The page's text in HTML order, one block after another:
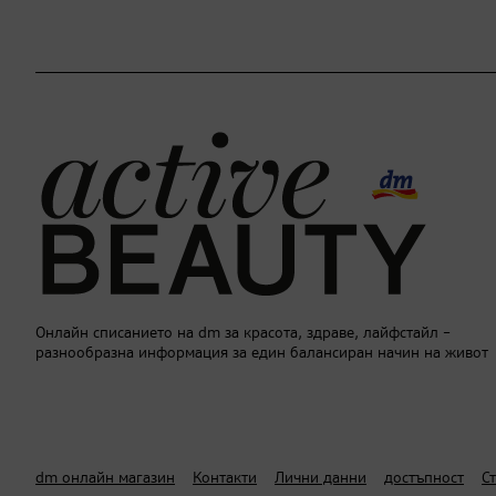
Онлайн списанието на dm за красота, здраве, лайфстайл –
разнообразна информация за един балансиран начин на живот
dm онлайн магазин Контакти Лични данни достъпност